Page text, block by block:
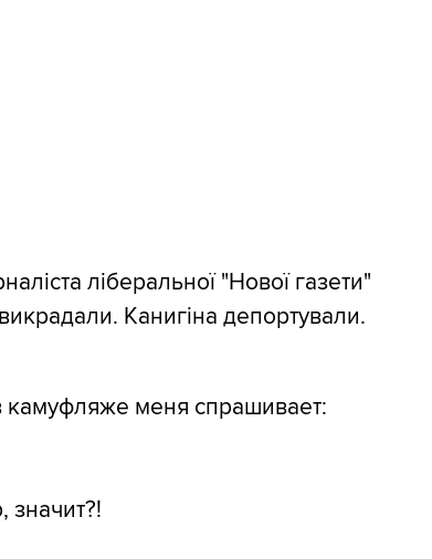
ліберальної "Нової газети"
Канигіна депортували.
камуфляже меня спрашивает:
значит?!